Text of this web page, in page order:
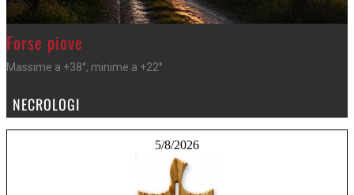
>
Forse piove
Massime a +38°, minime a +22°
NECROLOGI
5/8/2026